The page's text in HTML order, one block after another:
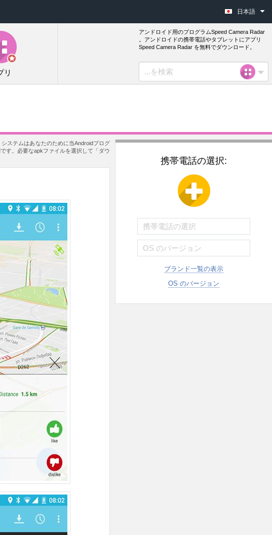
日本語
リ
アンドロイド用のプログラムSpeed Camera Radar
。アンドロイドの携帯電話やタブレットにアプリ
Speed Camera Radar を無料でダウンロード。
ステムはあなたのために当Androidプログ
す。必要なapkファイルを選択して「ダウ
携帯電話の選択:
ブランド一覧の表示
OS のバージョン